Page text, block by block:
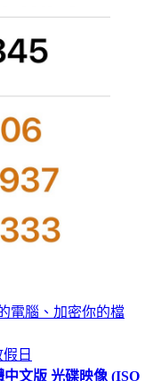
電腦、加密你的檔
日
文版 光碟映像 (ISO